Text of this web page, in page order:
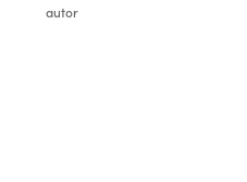
autor